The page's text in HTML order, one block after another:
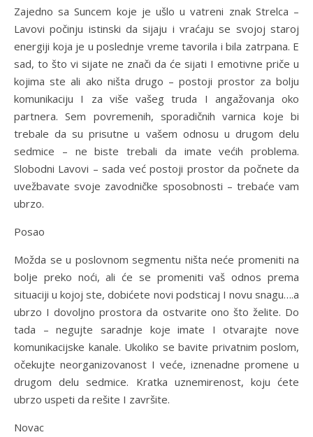
Zajedno sa Suncem koje je ušlo u vatreni znak Strelca –
Lavovi počinju istinski da sijaju i vraćaju se svojoj staroj
energiji koja je u poslednje vreme tavorila i bila zatrpana. E
sad, to što vi sijate ne znači da će sijati I emotivne priče u
kojima ste ali ako ništa drugo – postoji prostor za bolju
komunikaciju I za više vašeg truda I angažovanja oko
partnera. Sem povremenih, sporadičnih varnica koje bi
trebale da su prisutne u vašem odnosu u drugom delu
sedmice – ne biste trebali da imate većih problema.
Slobodni Lavovi – sada već postoji prostor da počnete da
uvežbavate svoje zavodničke sposobnosti – trebaće vam
ubrzo.
Posao
Možda se u poslovnom segmentu ništa neće promeniti na
bolje preko noći, ali će se promeniti vaš odnos prema
situaciji u kojoj ste, dobićete novi podsticaj I novu snagu….a
ubrzo I dovoljno prostora da ostvarite ono što želite. Do
tada – negujte saradnje koje imate I otvarajte nove
komunikacijske kanale. Ukoliko se bavite privatnim poslom,
očekujte neorganizovanost I veće, iznenadne promene u
drugom delu sedmice. Kratka uznemirenost, koju ćete
ubrzo uspeti da rešite I završite.
Novac